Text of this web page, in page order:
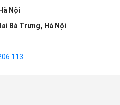
Nội
Bà Trưng, Hà Nội
113